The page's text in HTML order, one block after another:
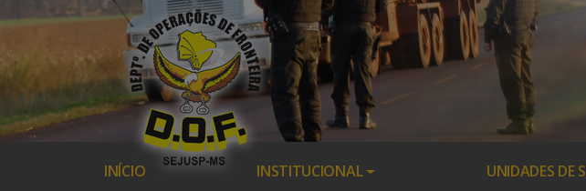
INÍCIO INSTITUCIONAL UNIDADES DE